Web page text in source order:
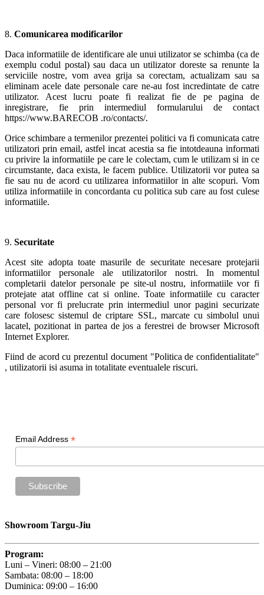
8. Comunicarea modificarilor
Daca informatiile de identificare ale unui utilizator se schimba (ca de
exemplu codul postal) sau daca un utilizator doreste sa renunte la
serviciile nostre, vom avea grija sa corectam, actualizam sau sa
eliminam acele date personale care ne-au fost incredintate de catre
utilizator. Acest lucru poate fi realizat fie de pe pagina de
inregistrare, fie prin intermediul formularului de contact
https://www.BARECOB .ro/contacts/.
Orice schimbare a termenilor prezentei politici va fi comunicata catre
utilizatori prin email, astfel incat acestia sa fie intotdeauna informati
cu privire la informatiile pe care le colectam, cum le utilizam si in ce
circumstante, daca exista, le facem publice. Utilizatorii vor putea sa
fie sau nu de acord cu utilizarea informatiilor in alte scopuri. Vom
utiliza informatiile in concordanta cu politica sub care au fost culese
informatiile.
9. Securitate
Acest site adopta toate masurile de securitate necesare protejarii
informatiilor personale ale utilizatorilor nostri. In momentul
completarii datelor personale pe site-ul nostru, informatiile vor fi
protejate atat offline cat si online. Toate informatiile cu caracter
personal vor fi prelucrate prin intermediul unor pagini securizate
care folosesc sistemul de criptare SSL, marcate cu simbolul unui
lacatel, pozitionat in partea de jos a ferestrei de browser Microsoft
Internet Explorer.
Fiind de acord cu prezentul document "Politica de confidentialitate"
, utilizatorii isi asuma in totalitate eventualele riscuri.
Email Address *
Showroom Targu-Jiu
Program:
Luni – Vineri: 08:00 – 21:00
Sambata: 08:00 – 18:00
Duminica: 09:00 – 16:00